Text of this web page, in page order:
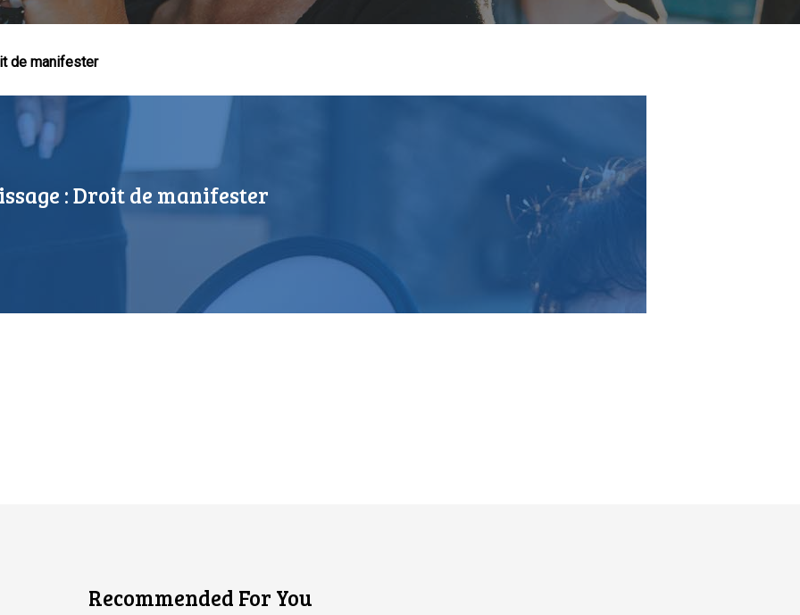
de manifester
: Droit de manifester
Recommended For You